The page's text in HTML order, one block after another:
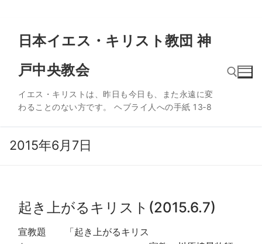
日本イエス・キリスト教団 神
戸中央教会
イエス・キリストは、昨日も今日も、また永遠に変
わることのない方です。 ヘブライ人への手紙 13‐8
2015年6月7日
起き上がるキリスト(2015.6.7)
宣教題 「起き上がるキリス